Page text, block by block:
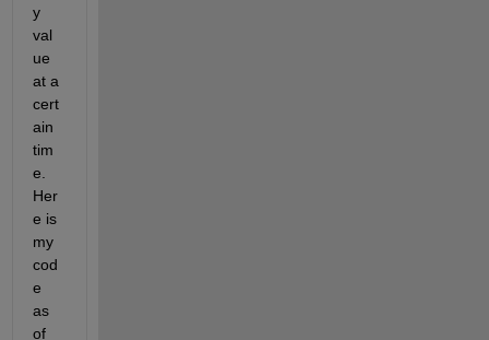
y
val
ue
at a
cert
ain
tim
e.
Her
e is
my
cod
e
as
of